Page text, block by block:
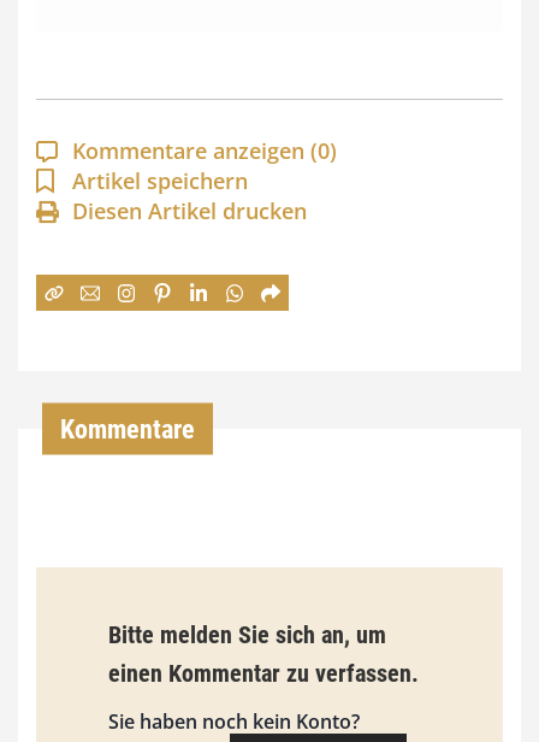
p
a
n
n
:
€
i
s
9
Kommentare anzeigen (0)
Artikel speichern
Diesen Artikel drucken
Kommentare
Bitte melden Sie sich an, um
einen Kommentar zu verfassen.
Sie haben noch kein Konto?